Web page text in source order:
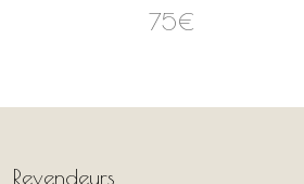
75€
Revendeurs